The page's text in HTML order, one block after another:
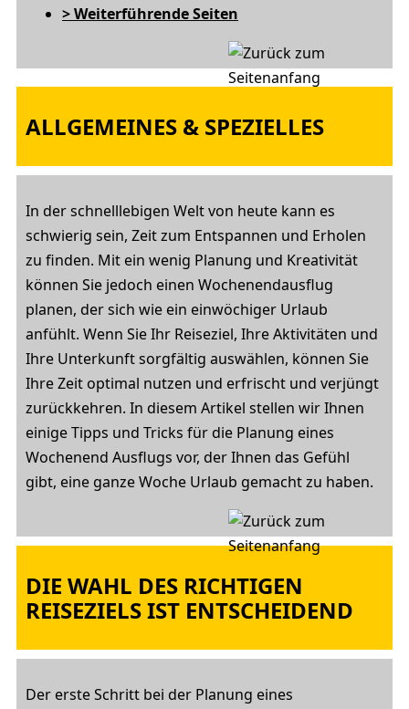
> Weiterführende Seiten
ALLGEMEINES & SPEZIELLES
In der schnelllebigen Welt von heute kann es
schwierig sein, Zeit zum Entspannen und Erholen
zu finden. Mit ein wenig Planung und Kreativität
können Sie jedoch einen Wochenendausflug
planen, der sich wie ein einwöchiger Urlaub
anfühlt. Wenn Sie Ihr Reiseziel, Ihre Aktivitäten und
Ihre Unterkunft sorgfältig auswählen, können Sie
Ihre Zeit optimal nutzen und erfrischt und verjüngt
zurückkehren. In diesem Artikel stellen wir Ihnen
einige Tipps und Tricks für die Planung eines
Wochenend Ausflugs vor, der Ihnen das Gefühl
gibt, eine ganze Woche Urlaub gemacht zu haben.
DIE WAHL DES RICHTIGEN
REISEZIELS IST ENTSCHEIDEND
Der erste Schritt bei der Planung eines